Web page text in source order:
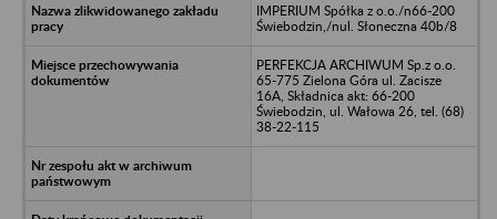
IMPERIUM Spółka z o.o./n66-200
Świebodzin,/nul. Słoneczna 40b/8
PERFEKCJA ARCHIWUM Sp.z o.o.
65-775 Zielona Góra ul. Zacisze
16A, Składnica akt: 66-200
Świebodzin, ul. Wałowa 26, tel. (68)
38-22-115